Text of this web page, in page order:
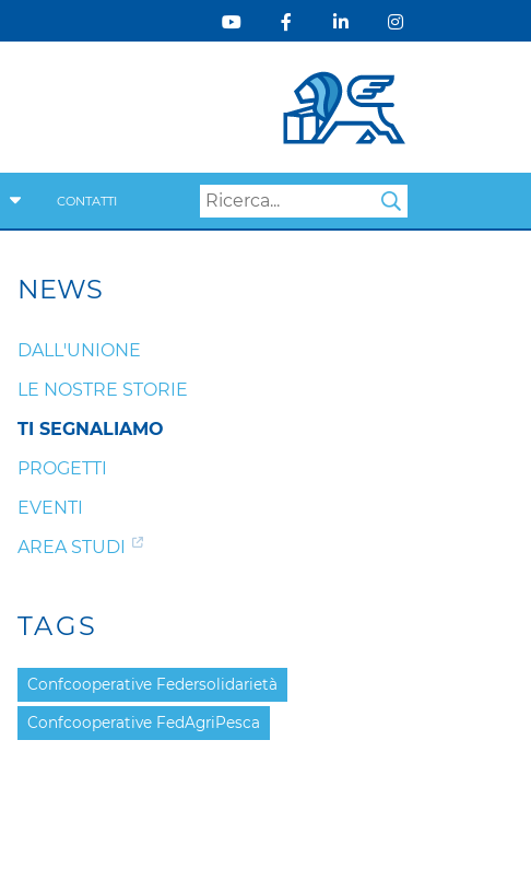
CONTATTI
NEWS
DALL'UNIONE
LE NOSTRE STORIE
TI SEGNALIAMO
PROGETTI
EVENTI
AREA STUDI
TAGS
Confcooperative Federsolidarietà
Confcooperative FedAgriPesca